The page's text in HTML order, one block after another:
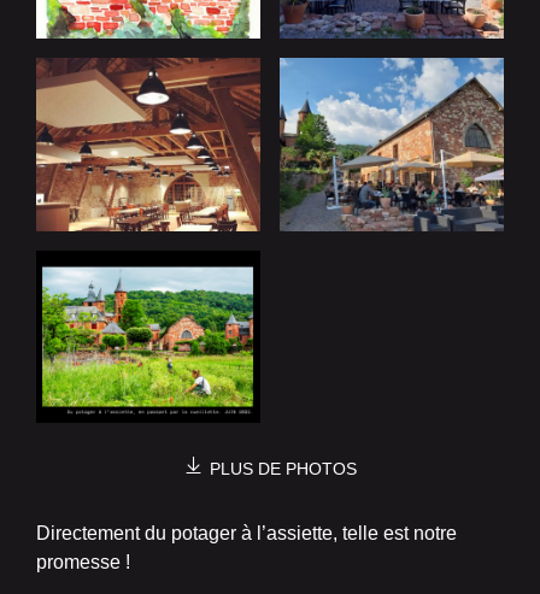
PLUS DE PHOTOS
Directement du potager à l’assiette, telle est notre
promesse !